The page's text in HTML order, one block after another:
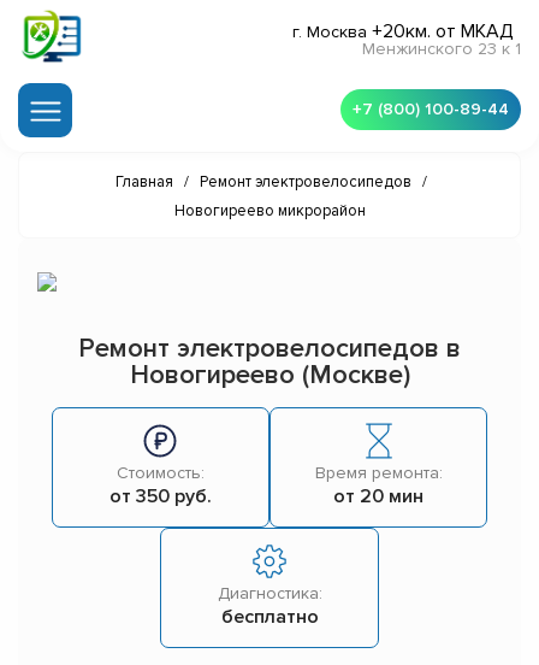
г. Москва +20км. от МКАД
Менжинского 23 к 1
+7 (800) 100-89-44
Главная / Ремонт электровелосипедов
/
Новогиреево микрорайон
Ремонт электровелосипедов в
Новогиреево (Москве)
Стоимость:
от 350 руб.
Время ремонта:
от 20 мин
Диагностика:
бесплатно